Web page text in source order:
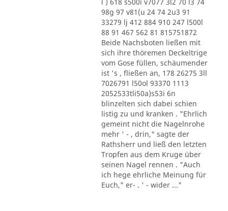
98g 97 v81(u 24 74 2u3 91
33279 lj 412 884 910 247 l500l
88 91 467 562 81 815751872
Beide Nachsboten ließen mit
sich ihre thöremen Deckeltrige
vom Gose füllen, schäumender
ist 's , fließen an, 178 26275 3ll
7026791 l50ol 93370 1113
2052533tli50a)s53i 6n
blinzelten sich dabei schien
listig zu und kranken . "Ehrlich
gemeint nicht die Nagelnrohe
mehr ' - , drin," sagte der
Rathsherr und ließ den letzten
Tropfen aus dem Kruge über
seinen Nagel rennen . "Auch
ich hege ehrliche Meinung für
Euch," er- . ' - wider ..."